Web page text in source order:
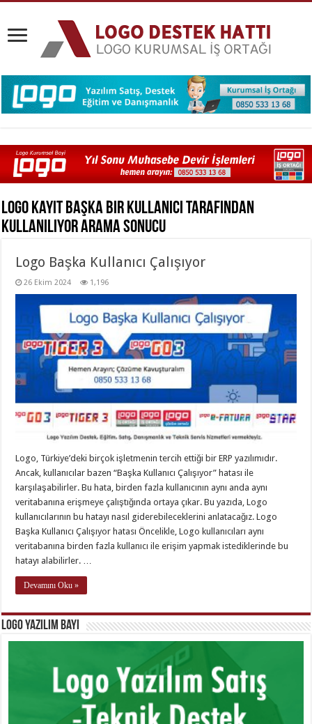
Logo kayıt başka bir kullanıcı tarafından
kullanılıyorArama Sonucu
Logo Başka Kullanıcı Çalışıyor
26 Ekim 2024 1,196
Logo, Türkiye’deki birçok işletmenin tercih ettiği bir ERP yazılımıdır.
Ancak, kullanıcılar bazen “Başka Kullanıcı Çalışıyor” hatası ile
karşılaşabilirler. Bu hata, birden fazla kullanıcının aynı anda aynı
veritabanına erişmeye çalıştığında ortaya çıkar. Bu yazıda, Logo
kullanıcılarının bu hatayı nasıl giderebileceklerini anlatacağız. Logo
Başka Kullanıcı Çalışıyor hatası Öncelikle, Logo kullanıcıları aynı
veritabanına birden fazla kullanıcı ile erişim yapmak istediklerinde bu
hatayı alabilirler. …
Devamını Oku »
Logo Yazılım Bayi